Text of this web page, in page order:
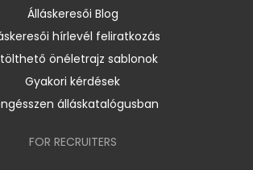
Álláskeresői Blog
hírlevél feliratkozás
önéletrajz sablonok
Gyakori kérdések
álláskatalógusban
FOR RECRUITERS